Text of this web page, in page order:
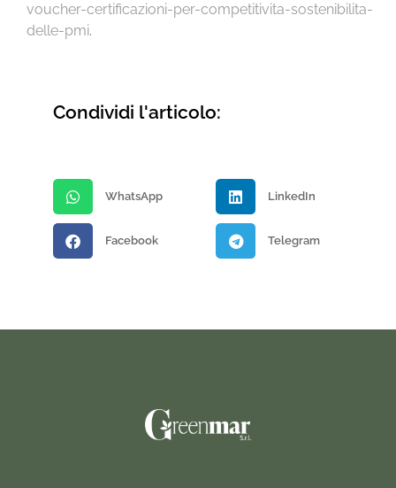
voucher-certificazioni-per-competitivita-sostenibilita-
delle-pmi.
Condividi l'articolo:
WhatsApp LinkedIn
Facebook Telegram